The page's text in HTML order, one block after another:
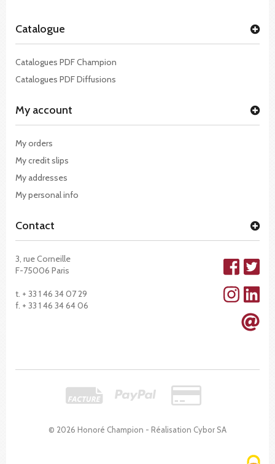
© 2026 Honoré Champion - Réalisation Cybor SA
Catalogue
Catalogues PDF Champion
Catalogues PDF Diffusions
My account
My orders
My credit slips
My addresses
My personal info
Contact
3, rue Corneille
F-75006 Paris
t. + 33 1 46 34 07 29
f. + 33 1 46 34 64 06